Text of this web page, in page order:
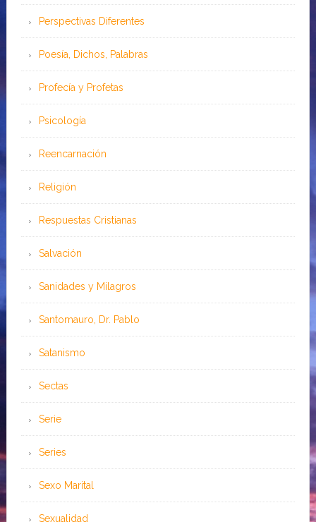
Perspectivas Diferentes
Poesía, Dichos, Palabras
Profecía y Profetas
Psicología
Reencarnación
Religión
Respuestas Cristianas
Salvación
Sanidades y Milagros
Santomauro, Dr. Pablo
Satanismo
Sectas
Serie
Series
Sexo Marital
Sexualidad